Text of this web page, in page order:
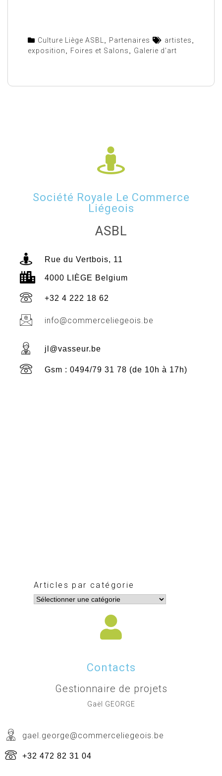
Culture Liège ASBL Partenaires artistes
exposition
Foires et Salons Galerie d'art
Société Royale Le Commerce
Liégeois
ASBL
Rue du Vertbois, 11
4000 LIÈGE Belgium
+32 4 222 18 62
info@commerceliegeois.be
jl@vasseur.be
Gsm : 0494/79 31 78 (de 10h à 17h)
Articles par catégorie
Contacts
Gestionnaire de projets
Gaël GEORGE
gael.george@commerceliegeois.be
+32 472 82 31 04